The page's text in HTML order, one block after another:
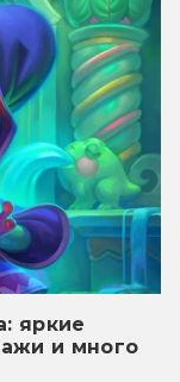
яркие
и много